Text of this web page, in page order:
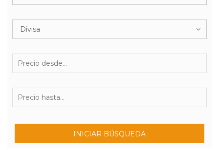
Divisa
INICIAR BÚSQUEDA